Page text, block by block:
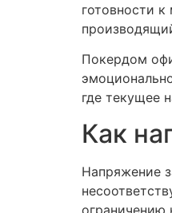
готовности
Покердом
где текущее
Как
Напряжение
ограничению